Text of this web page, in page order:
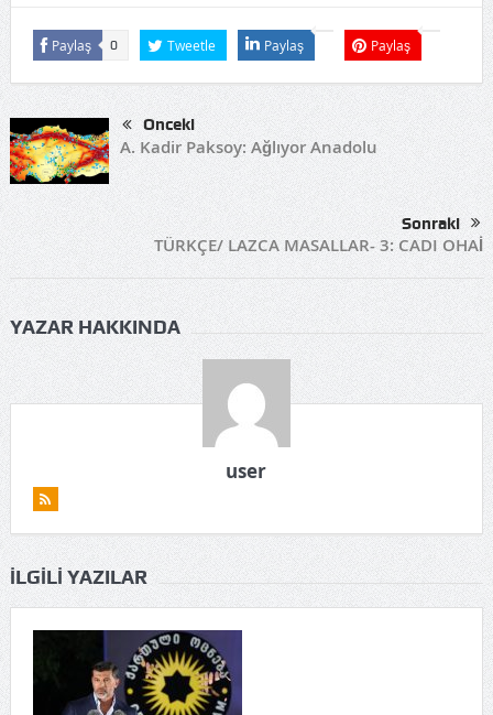
Paylaş 0 Tweetle Paylaş Paylaş
Önceki
A. Kadir Paksoy: Ağlıyor Anadolu
Sonraki
TÜRKÇE/ LAZCA MASALLAR- 3: CADI OHAİ
YAZAR HAKKINDA
user
İLGILI YAZILAR